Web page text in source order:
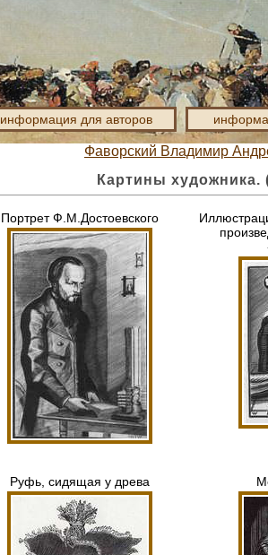
информация для авторов
Фаворский Владимир
Картины художника.
Портрет Ф.М.Достоевского
Руфь, сидящая у древа